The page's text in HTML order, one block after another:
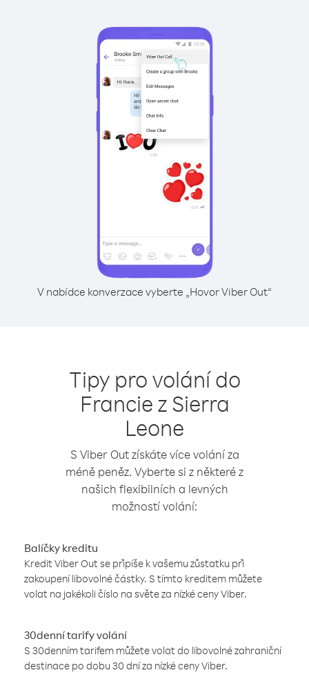
V nabídce konverzace vyberte „Hovor Viber Out“
Tipy pro volání do
Francie z Sierra
Leone
S Viber Out získáte více volání za
méně peněz. Vyberte si z některé z
našich flexibilních a levných
možností volání:
Balíčky kreditu
Kredit Viber Out se připíše k vašemu zůstatku při
zakoupení libovolné částky. S tímto kreditem můžete
volat na jakékoli číslo na světe za nízké ceny Viber.
30denní tarify volání
S 30denním tarifem můžete volat do libovolné zahraniční
destinace po dobu 30 dní za nízké ceny Viber.